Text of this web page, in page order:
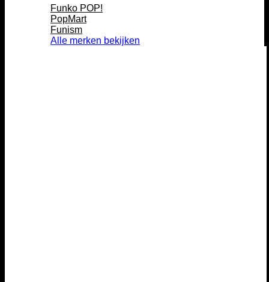
Funko POP!
PopMart
Funism
Alle merken bekijken